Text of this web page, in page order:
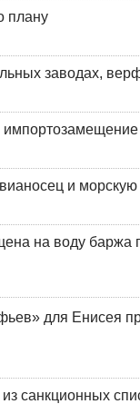
плану
заводах,
и
на воду баржа
для Енисея
санкционных